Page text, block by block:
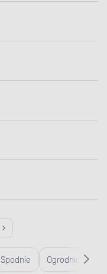
Spodnie Ogrodniczki